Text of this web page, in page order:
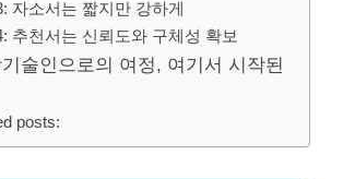
자소서는 짧지만 강하게
추천서는 신뢰도와 구체성 확보
술인으로의 여정, 여기서 시작된
posts: